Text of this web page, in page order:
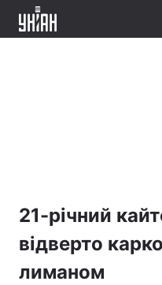
21-річний
відверто
лиманом